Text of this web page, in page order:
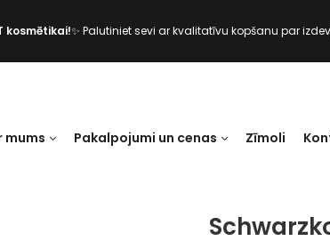
kosmētikai!✨ Palutiniet sevi ar kvalitatīvu kopšanu par
mums Pakalpojumi un cenas Zīmoli